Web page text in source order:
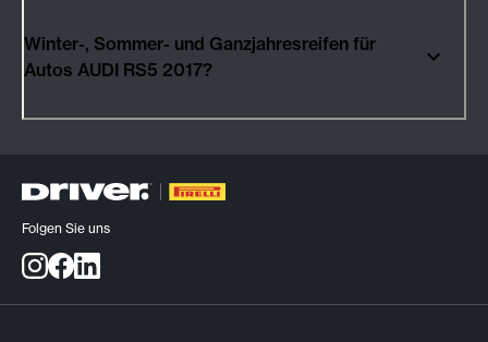
Winter-, Sommer- und Ganzjahresreifen für
Autos AUDI RS5 2017?
Folgen Sie uns